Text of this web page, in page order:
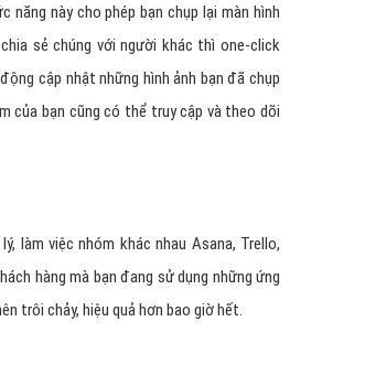
năng này cho phép bạn chụp lại màn hình
sẻ chúng với người khác thì one-click
cập nhật những hình ảnh bạn đã chụp
của bạn cũng có thể truy cập và theo dõi
làm việc nhóm khác nhau Asana, Trello,
hàng mà bạn đang sử dụng những ứng
trôi chảy, hiệu quả hơn bao giờ hết.